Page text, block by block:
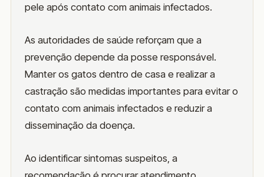
pele após contato com animais infectados.
As autoridades de saúde reforçam que a
prevenção depende da posse responsável.
Manter os gatos dentro de casa e realizar a
castração são medidas importantes para evitar o
contato com animais infectados e reduzir a
disseminação da doença.
Ao identificar sintomas suspeitos, a